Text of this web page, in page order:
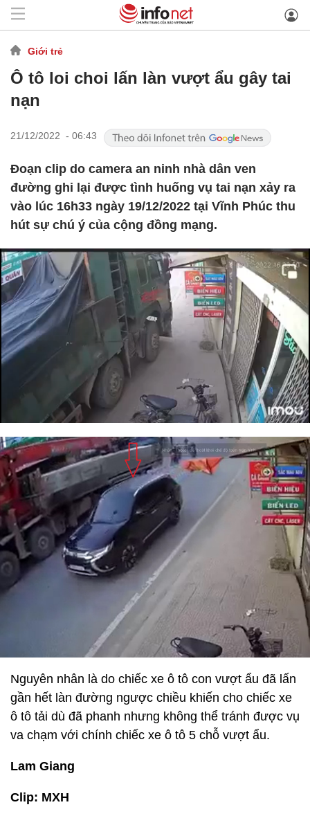
Giới trẻ
Ô tô loi choi lấn làn vượt ẩu gây tai
nạn
21/12/2022 - 06:43
Đoạn clip do camera an ninh nhà dân ven
đường ghi lại được tình huống vụ tai nạn xảy ra
vào lúc 16h33 ngày 19/12/2022 tại Vĩnh Phúc thu
hút sự chú ý của cộng đồng mạng.
Nguyên nhân là do chiếc xe ô tô con vượt ẩu đã lấn
gần hết làn đường ngược chiều khiến cho chiếc xe
ô tô tải dù đã phanh nhưng không thể tránh được vụ
va chạm với chính chiếc xe ô tô 5 chỗ vượt ẩu.
Lam Giang
Clip: MXH